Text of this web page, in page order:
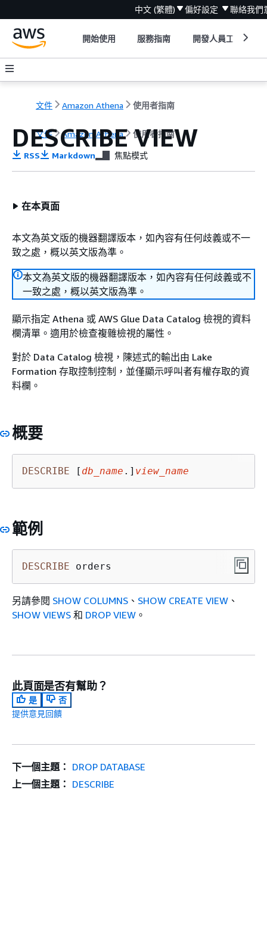
中文 (繁體) 偏好設定 聯絡我們
開始使用 服務指南 開發人員工具
文件 Amazon Athena 使用者指南
文件 Amazon Athena 使用者指南
DESCRIBE VIEW
RSS Markdown 焦點模式
在本頁面
本文為英文版的機器翻譯版本，如內容有任何歧義或不一
致之處，概以英文版為準。
本文為英文版的機器翻譯版本，如內容有任何歧義或不
一致之處，概以英文版為準。
顯示指定 Athena 或 AWS Glue Data Catalog 檢視的資料
欄清單。適用於檢查複雜檢視的屬性。
對於 Data Catalog 檢視，陳述式的輸出由 Lake
Formation 存取控制控制，並僅顯示呼叫者有權存取的資
料欄。
概要
DESCRIBE [ db_name .] view_name
範例
DESCRIBE orders
另請參閱 SHOW COLUMNS 、 SHOW CREATE VIEW 、
SHOW VIEWS 和 DROP VIEW 。
此頁面是否有幫助？
是
否
提供意見回饋
下一個主題： DROP DATABASE
上一個主題： DESCRIBE